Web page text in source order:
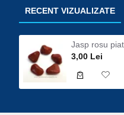
RECENT VIZUALIZATE
Jasp rosu
3,00 Lei